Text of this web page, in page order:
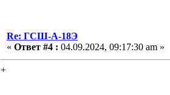
Re: ГСШ-А-18Э
« Ответ #4 : 04.09.2024, 09:17:30 am »
+